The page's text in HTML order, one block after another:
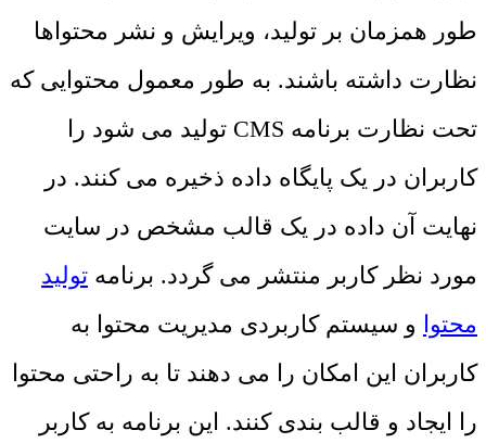
طور همزمان بر تولید، ویرایش و نشر محتواها
نظارت داشته باشند. به طور معمول محتوایی که
تحت نظارت برنامه CMS تولید می شود را
کاربران در یک پایگاه داده ذخیره می کنند. در
نهایت آن داده در یک قالب مشخص در سایت
مورد نظر کاربر منتشر می گردد. برنامه تولید
محتوا و سیستم کاربردی مدیریت محتوا به
کاربران این امکان را می دهند تا به راحتی محتوا
را ایجاد و قالب بندی کنند. این برنامه به کاربر